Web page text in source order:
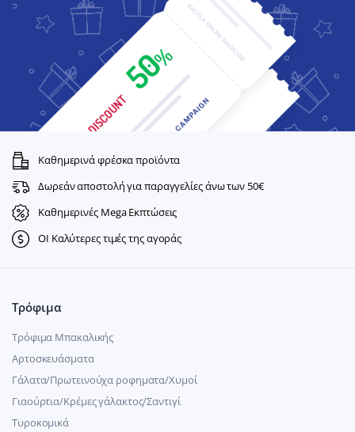
Καθημερινά φρέσκα προϊόντα
Δωρεάν αποστολή για παραγγελίες άνω των 50€
Καθημερινές Mega Εκπτώσεις
ΟΙ Καλύτερες τιμές της αγοράς
Τρόφιμα
Τρόφιμα Μπακαλικής
Αρτοσκευάσματα
Γάλατα/Πρωτεινούχα ροφηματα/Χυμοί
Γιαούρτια/Κρέμες γάλακτος/Σαντιγί
Τυροκομικά